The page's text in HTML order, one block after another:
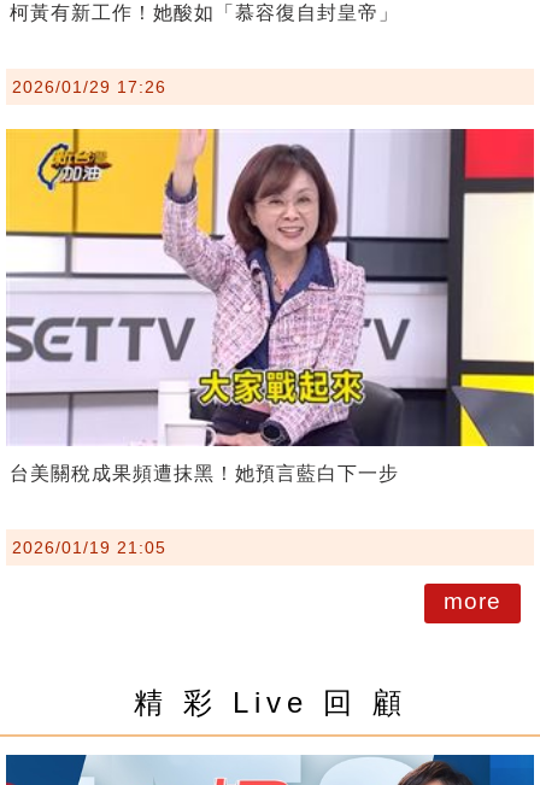
柯黃有新工作！她酸如「慕容復自封皇帝」
2026/01/29 17:26
台美關稅成果頻遭抹黑！她預言藍白下一步
2026/01/19 21:05
more
精 彩 Live 回 顧